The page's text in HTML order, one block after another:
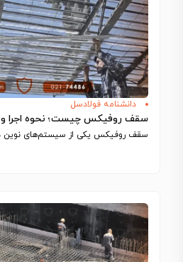
دانشنامه فولادسل
سقف روفیکس چیست؛ نحوه اجرا و